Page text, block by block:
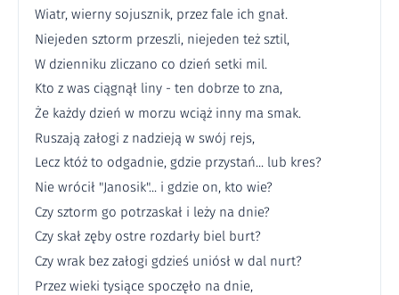
Wiatr, wierny sojusznik, przez fale ich gnał.
Niejeden sztorm przeszli, niejeden też sztil,
W dzienniku zliczano co dzień setki mil.
Kto z was ciągnął liny - ten dobrze to zna,
Że każdy dzień w morzu wciąż inny ma smak.
Ruszają załogi z nadzieją w swój rejs,
Lecz któż to odgadnie, gdzie przystań... lub kres?
Nie wrócił "Janosik"... i gdzie on, kto wie?
Czy sztorm go potrzaskał i leży na dnie?
Czy skał zęby ostre rozdarły biel burt?
Czy wrak bez załogi gdzieś uniósł w dal nurt?
Przez wieki tysiące spoczęło na dnie,